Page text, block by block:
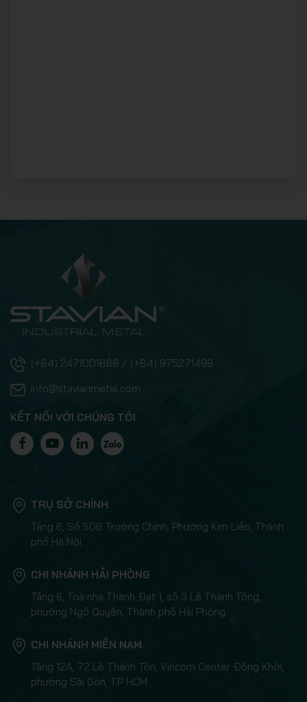
(+84) 2471001868 / (+84) 975271499
info@stavianmetal.com
KẾT NỐI VỚI CHÚNG TÔI
TRỤ SỞ CHÍNH
Tầng 6, Số 508 Trường Chinh, Phường Kim Liên, Thành
phố Hà Nội
CHI NHÁNH HẢI PHÒNG
Tầng 6, Toà nhà Thành Đạt 1, số 3 Lê Thành Tông,
phường Ngô Quyền, Thành phố Hải Phòng
CHI NHÁNH MIỀN NAM
Tầng 12A, 72 Lê Thánh Tôn, Vincom Center Đồng Khởi,
phường Sài Gòn, TP HCM